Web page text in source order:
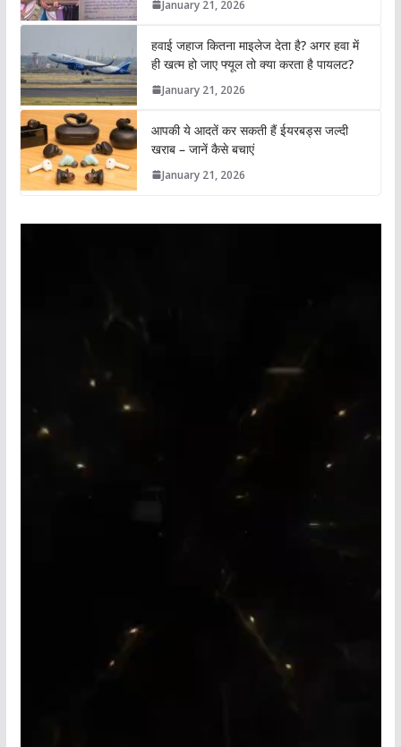
January 21, 2026
हवाई जहाज कितना माइलेज देता है? अगर हवा में
ही खत्म हो जाए फ्यूल तो क्या करता है पायलट?
January 21, 2026
आपकी ये आदतें कर सकती हैं ईयरबड्स जल्दी
खराब – जानें कैसे बचाएं
January 21, 2026